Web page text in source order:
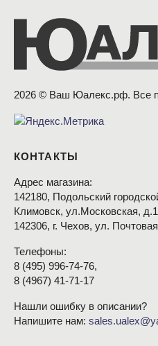
2026 © Ваш Юалекс.рф. Все
КОНТАКТЫ
Адрес магазина:
142180, Подольский
Климовск, ул.Московская,
142306, г. Чехов, ул.
Телефоны:
8 (495) 996-74-76,
8 (4967) 41-71-17
Нашли ошибку в описании?
Напишите нам: